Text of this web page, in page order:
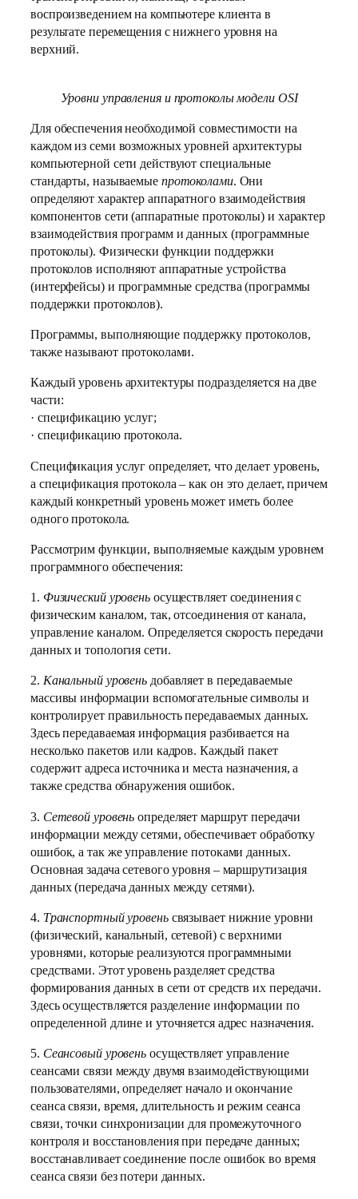
воспроизведением на компьютере клиента в
результате перемещения с нижнего уровня на
верхний.
Уровни управления и протоколы модели OSI
Для обеспечения необходимой совместимости на
каждом из семи возможных уровней архитектуры
компьютерной сети действуют специальные
стандарты, называемые протоколами. Они
определяют характер аппаратного взаимодействия
компонентов сети (аппаратные протоколы) и характер
взаимодействия программ и данных (программные
протоколы). Физически функции поддержки
протоколов исполняют аппаратные устройства
(интерфейсы) и программные средства (программы
поддержки протоколов).
Программы, выполняющие поддержку протоколов,
также называют протоколами.
Каждый уровень архитектуры подразделяется на две
части:
· спецификацию услуг;
· спецификацию протокола.
Спецификация услуг определяет, что делает уровень,
а спецификация протокола – как он это делает, причем
каждый конкретный уровень может иметь более
одного протокола.
Рассмотрим функции, выполняемые каждым уровнем
программного обеспечения:
1. Физический уровеньосуществляет соединения с
физическим каналом, так, отсоединения от канала,
управление каналом. Определяется скорость передачи
данных и топология сети.
2. Канальный уровень добавляет в передаваемые
массивы информации вспомогательные символы и
контролирует правильность передаваемых данных.
Здесь передаваемая информация разбивается на
несколько пакетов или кадров. Каждый пакет
содержит адреса источника и места назначения, а
также средства обнаружения ошибок.
3. Сетевой уровень определяет маршрут передачи
информации между сетями, обеспечивает обработку
ошибок, а так же управление потоками данных.
Основная задача сетевого уровня – маршрутизация
данных (передача данных между сетями).
4. Транспортный уровеньсвязывает нижние уровни
(физический, канальный, сетевой) с верхними
уровнями, которые реализуются программными
средствами. Этот уровень разделяет средства
формирования данных в сети от средств их передачи.
Здесь осуществляется разделение информации по
определенной длине и уточняется адрес назначения.
5. Сеансовый уровень осуществляет управление
сеансами связи между двумя взаимодействующими
пользователями, определяет начало и окончание
сеанса связи, время, длительность и режим сеанса
связи, точки синхронизации для промежуточного
контроля и восстановления при передаче данных;
восстанавливает соединение после ошибок во время
сеанса связи без потери данных.